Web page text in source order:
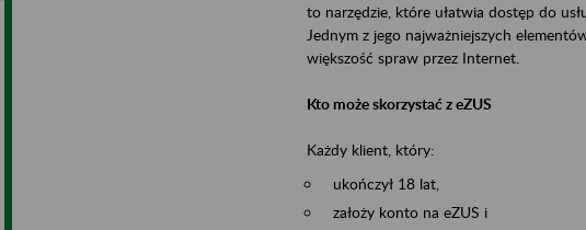
to narzędzie, które ułatwia dostęp do
Jednym z jego najważniejszych
większość spraw przez Internet.
Kto może skorzystać z eZUS
Każdy klient, który:
ukończył 18 lat,
założy konto na eZUS i